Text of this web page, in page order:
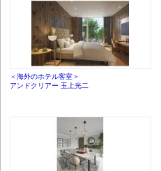
＜海外のホテル客室＞
アンドクリアー 玉上光二